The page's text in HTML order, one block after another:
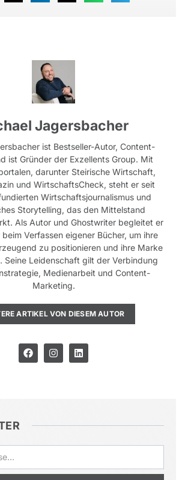
Jagersbacher
ist Bestseller-Autor, Content-
ist Gründer der Exzellents Group. Mit
darunter Steirische Wirtschaft,
und WirtschaftsCheck, steht er seit
Wirtschaftsjournalismus und
Storytelling, das den Mittelstand
Als Autor und Ghostwriter begleitet er
Verfassen eigener Bücher, um ihre
zu positionieren und ihre Marke
Seine Leidenschaft gilt der Verbindung
Medienarbeit und Content-
Marketing.
ARTIKEL VON DIESEM AUTOR